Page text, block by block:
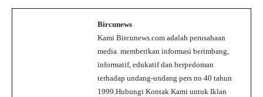
Bircunews
Kami Bircunews.com adalah perusahaan
media. memberikan informasi berimbang,
informatif, edukatif dan berpedoman
terhadap undang-undang pers no 40 tahun
1999.Hubungi Kontak Kami untuk Iklan